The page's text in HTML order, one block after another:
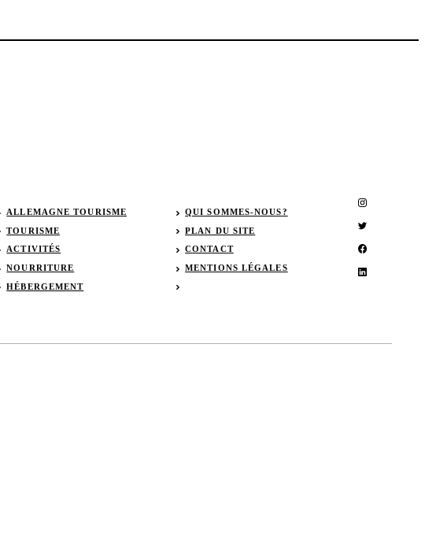
ALLEMAGNE TOURISME
TOURISME
ACTIVITÉS
NOURRITURE
HÉBERGEMENT
QUI SOMMES-NOUS?
PLAN DU SITE
CONTACT
MENTIONS LÉGALES